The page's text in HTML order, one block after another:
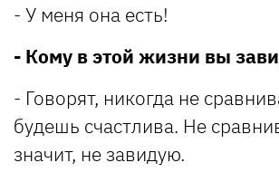
- У меня она есть!
- Кому в этой жизни вы
- Говорят, никогда не
будешь счастлива. Не
значит, не завидую.